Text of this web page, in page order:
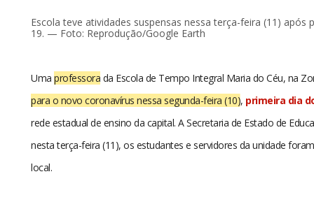
Escola teve atividades suspensas nessa terça-feira (11)
19. — Foto: Reprodução/Google Earth
Uma professora da Escola de Tempo Integral Maria do Céu, na
para o novo coronavírus nessa segunda-feira (10), primeira dia
rede estadual de ensino da capital. A Secretaria de Estado de
nesta terça-feira (11), os estudantes e servidores da unidade
local.